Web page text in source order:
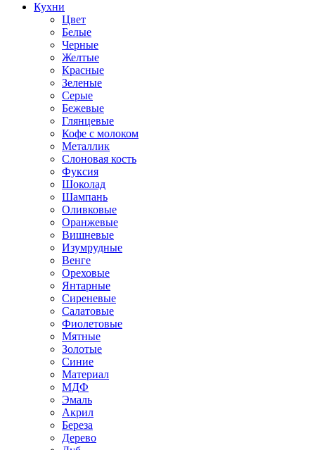
Кухни
Цвет
Белые
Черные
Желтые
Красные
Зеленые
Серые
Бежевые
Глянцевые
Кофе с молоком
Металлик
Слоновая кость
Фуксия
Шоколад
Шампань
Оливковые
Оранжевые
Вишневые
Изумрудные
Венге
Ореховые
Янтарные
Сиреневые
Салатовые
Фиолетовые
Мятные
Золотые
Синие
Материал
МДФ
Эмаль
Акрил
Береза
Дерево